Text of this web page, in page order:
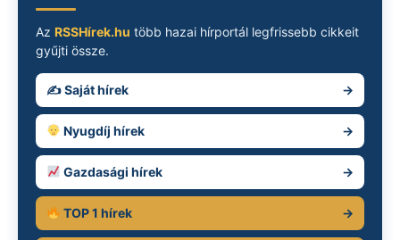
Az RSSHírek.hu több hazai hírportál legfrissebb cikkeit
gyűjti össze.
✍️ Saját hírek →
Nyugdíj hírek →
Gazdasági hírek →
TOP 1 hírek →